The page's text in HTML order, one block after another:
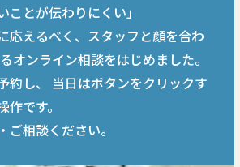
ことが伝わりにくい」
応えるべく、スタッフと顔を合わ
オンライン相談をはじめました。
約し、
当日はボタンをクリックす
です。
ご相談ください。